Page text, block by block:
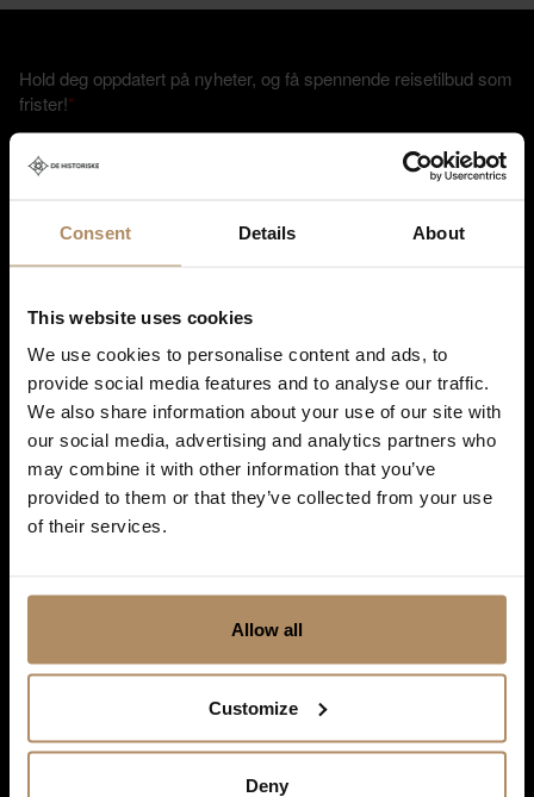
Consent Details About
This website uses cookies
We use cookies to personalise content and ads, to
provide social media features and to analyse our traffic.
We also share information about your use of our site with
our social media, advertising and analytics partners who
may combine it with other information that you’ve
provided to them or that they’ve collected from your use
of their services.
Allow all
Customize
Deny
Hold deg oppdatert på nyheter, og få spennende reisetilbud som
frister!*
Ved påmelding godkjenner du at De Historiske lagrer kontaktinformasjonen
du gir oss, og at vi sender deg nyhetsbrev om våre produkter og tjenester. Du
kan oppheve abonnementet når som helst. Hvis du vil ha mer informasjon
personvern, kan du se våre retningslinjer
Shortcuts
Destinations in Norway